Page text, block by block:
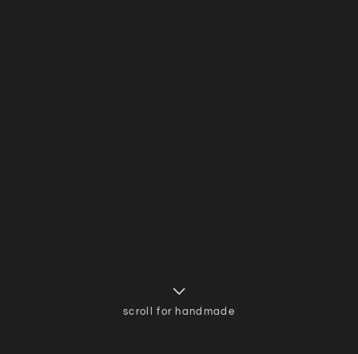
scroll for handmade